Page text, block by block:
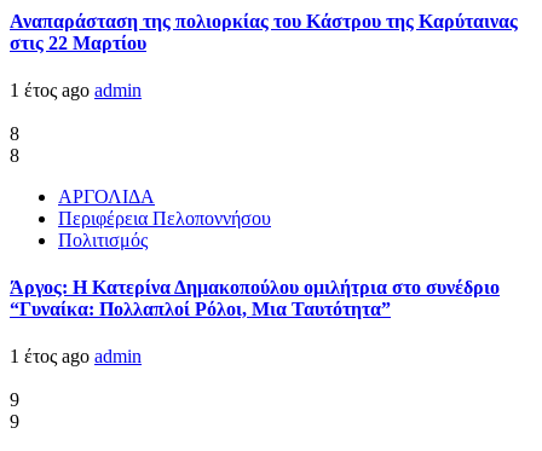
Αναπαράσταση της πολιορκίας του Κάστρου της Καρύταινας
στις 22 Μαρτίου
1 έτος ago admin
8
8
ΑΡΓΟΛΙΔΑ
Περιφέρεια Πελοποννήσου
Πολιτισμός
Άργος: Η Κατερίνα Δημακοπούλου ομιλήτρια στο συνέδριο
“Γυναίκα: Πολλαπλοί Ρόλοι, Μια Ταυτότητα”
1 έτος ago admin
9
9